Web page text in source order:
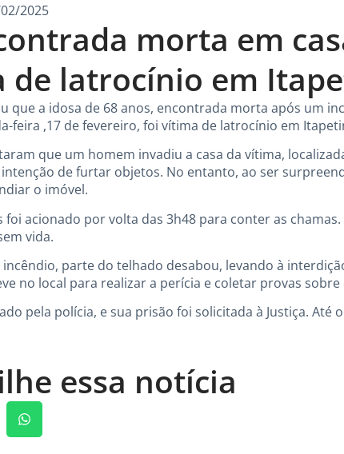
morta em
de latrocínio em
2025
que a idosa de 68 anos, encontrada morta após um
feira ,17 de fevereiro, foi vítima de latrocínio em
que um homem invadiu a casa da vítima,
de furtar objetos. No entanto, ao ser
o imóvel.
foi acionado por volta das 3h48 para conter as
vida.
parte do telhado desabou, levando à
no local para realizar a perícia e coletar provas sobre
pela polícia, e sua prisão foi solicitada à Justiça. Até
essa notícia